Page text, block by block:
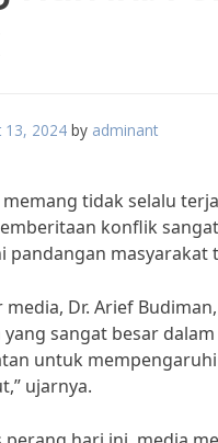
13, 2024 by adminant
tidak selalu
konflik
pandangan masyarakat
Dr. Arief
sangat besar
untuk
ujarnya.